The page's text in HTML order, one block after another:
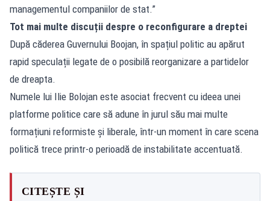
managementul companiilor de stat.”
Tot mai multe discuții despre o reconfigurare a dreptei
După căderea Guvernului Boojan, în spațiul politic au apărut
rapid speculații legate de o posibilă reorganizare a partidelor
de dreapta.
Numele lui Ilie Bolojan este asociat frecvent cu ideea unei
platforme politice care să adune în jurul său mai multe
formațiuni reformiste și liberale, într-un moment în care scena
politică trece printr-o perioadă de instabilitate accentuată.
CITEȘTE ȘI